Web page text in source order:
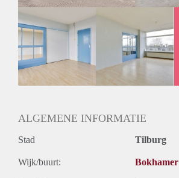
Oplevering
Kaal
ALGEMENE INFORMATIE
Stad Tilburg
Wijk/buurt: Bokhamer